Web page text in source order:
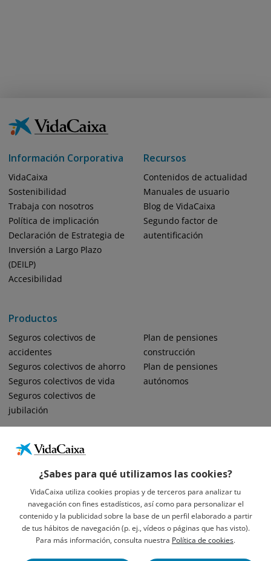
¿Sabes para qué utilizamos las cookies?
VidaCaixa utiliza cookies propias y de terceros para analizar tu
navegación con fines estadísticos, así como para personalizar el
contenido y la publicidad sobre la base de un perfil elaborado a partir
de tus hábitos de navegación (p. ej., vídeos o páginas que has visto).
Para más información, consulta nuestra Política de cookies.
Información Corporativa
VidaCaixa
Sostenibilidad
Trabaja con nosotros
Política de implicación
Declaración de Estrategia de
Inversión a Largo Plazo
(DEILP)
Accesibilidad
Productos
Seguros colectivos de
accidentes
Seguros colectivos de ahorro
Seguros colectivos de vida
Seguros colectivos de
jubilación
Plan de pensiones
construcción
Plan de pensiones
autónomos
Recursos
Contenidos de actualidad
Manuales de usuario
Blog de VidaCaixa
Segundo factor de
autentificación
Informació Legal Sobre VidaCaixa, S.A.
Avís Legal
Privacidad